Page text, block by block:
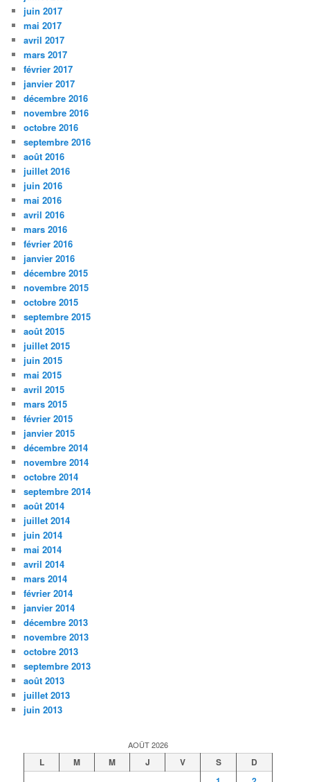
juin 2017
mai 2017
avril 2017
mars 2017
février 2017
janvier 2017
décembre 2016
novembre 2016
octobre 2016
septembre 2016
août 2016
juillet 2016
juin 2016
mai 2016
avril 2016
mars 2016
février 2016
janvier 2016
décembre 2015
novembre 2015
octobre 2015
septembre 2015
août 2015
juillet 2015
juin 2015
mai 2015
avril 2015
mars 2015
février 2015
janvier 2015
décembre 2014
novembre 2014
octobre 2014
septembre 2014
août 2014
juillet 2014
juin 2014
mai 2014
avril 2014
mars 2014
février 2014
janvier 2014
décembre 2013
novembre 2013
octobre 2013
septembre 2013
août 2013
juillet 2013
juin 2013
AOÛT 2026
L M M J V S
D